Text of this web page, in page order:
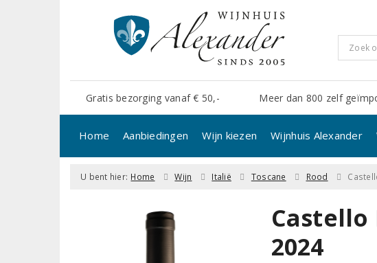
Gratis bezorging vanaf € 50,- Meer dan 800 zelf
Home Aanbiedingen Wijn kiezen Wijnhuis Alexander
U bent hier: Home Wijn Italië Toscane Rood
Castello
2024